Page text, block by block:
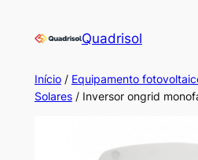
conteúdo
Quadrisol
Início/ Equipamento
Solares/ Inversor ongrid